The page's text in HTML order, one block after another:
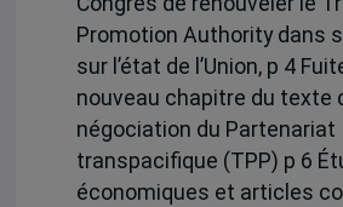
Promotion Authority dans
sur l’état de l’Union, p 4
nouveau chapitre du texte
négociation du Partenariat
transpacifique (TPP) p 6
économiques et articles